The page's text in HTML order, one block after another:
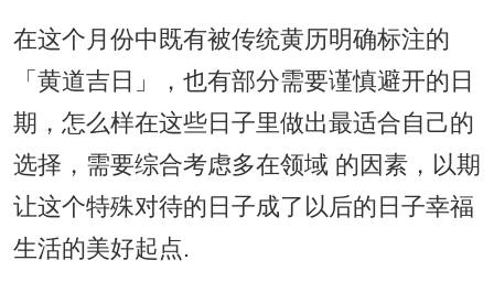
在这个月份中既有被传统黄历明确标注的
「黄道吉日」，也有部分需要谨慎避开的日
期，怎么样在这些日子里做出最适合自己的
选择，需要综合考虑多在领域 的因素，以期
让这个特殊对待的日子成了以后的日子幸福
生活的美好起点.